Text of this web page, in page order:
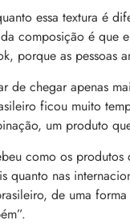
essa textura é
composição é que
porque as pessoas
de chegar apenas
ficou muito
um produto
como os
quanto nas
de uma